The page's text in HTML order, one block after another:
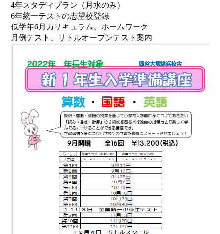
4年スタディプラン（月水のみ）
6年統一テストの志望校登録
低学年6月カリキュラム、ホームワーク
月例テスト、リトルオープンテスト案内